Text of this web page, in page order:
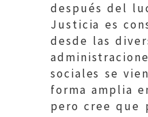
después del
Justicia es
desde las
sociales se
forma amplia
pero cree que